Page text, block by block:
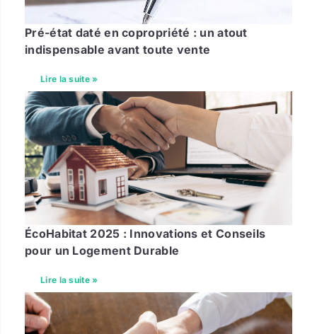
Pré-état daté en copropriété : un atout
indispensable avant toute vente
Lire la suite »
ÉcoHabitat 2025 : Innovations et Conseils
pour un Logement Durable
Lire la suite »